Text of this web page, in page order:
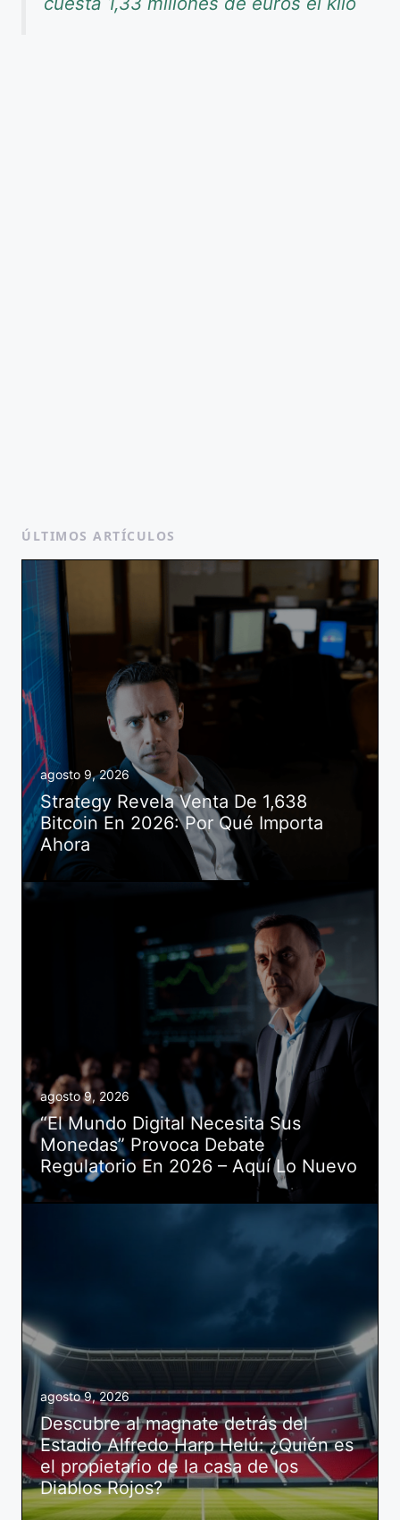
ÚLTIMOS ARTÍCULOS
agosto 9, 2026
Strategy Revela Venta De 1,638
Bitcoin En 2026: Por Qué Importa
Ahora
agosto 9, 2026
“El Mundo Digital Necesita Sus
Monedas” Provoca Debate
Regulatorio En 2026 – Aquí Lo Nuevo
agosto 9, 2026
Descubre al magnate detrás del
Estadio Alfredo Harp Helú: ¿Quién es
el propietario de la casa de los
Diablos Rojos?